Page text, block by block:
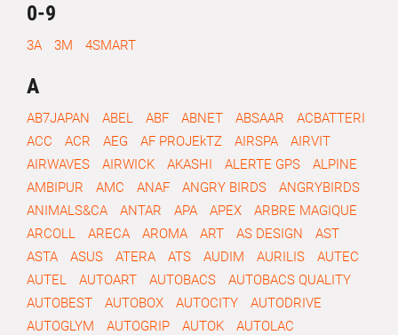
0-9
3A 3M 4SMART
A
AB7JAPAN ABEL ABF ABNET ABSAAR
ACBATTERI
ACC
ACR AEG AF PROJEkTZ AIRSPA
AIRVIT
AIRWAVES
AIRWICK AKASHI ALERTE GPS
ALPINE
AMBIPUR
AMC ANAF ANGRY BIRDS
ANGRYBIRDS
ANIMALS&CA
ANTAR APA APEX
ARBRE MAGIQUE
ARCOLL
ARECA AROMA ART AS DESIGN
AST
ASTA
ASUS ATERA ATS AUDIM AURILIS
AUTEC
AUTEL
AUTOART AUTOBACS
AUTOBACS QUALITY
AUTOBEST
AUTOBOX AUTOCITY
AUTODRIVE
AUTOGLYM
AUTOGRIP AUTOK
AUTOLAC